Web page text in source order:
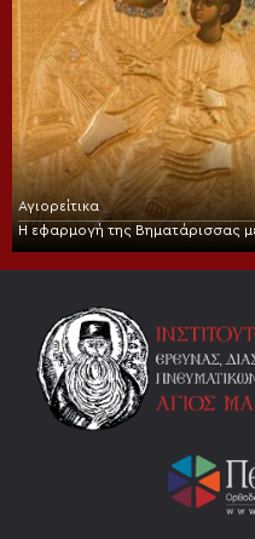
Αγιορείτικα
Η εφαρμογή της Βηματάρισσας